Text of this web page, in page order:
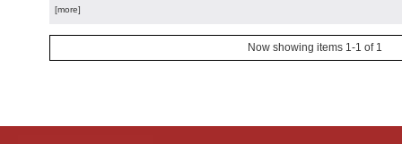
[more]
Now showing items 1-1 of 1